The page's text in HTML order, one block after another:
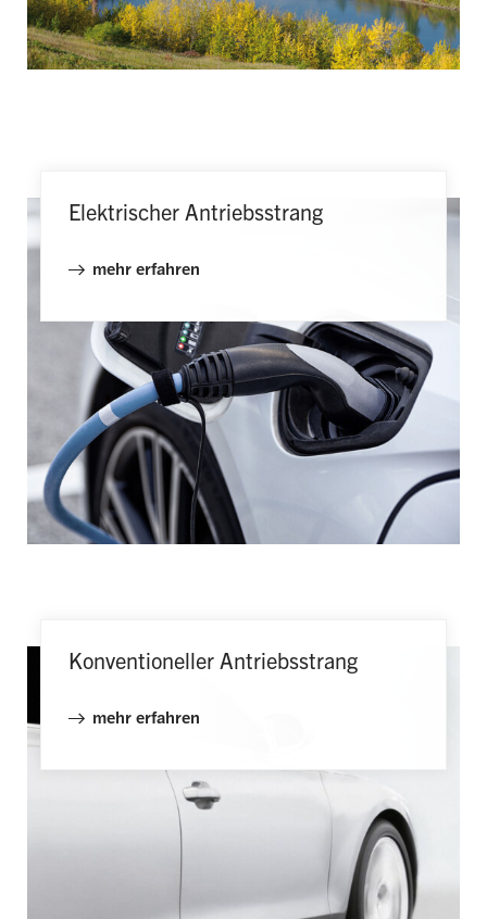
Elektrischer Antriebsstrang
mehr erfahren
Konventioneller Antriebsstrang
mehr erfahren